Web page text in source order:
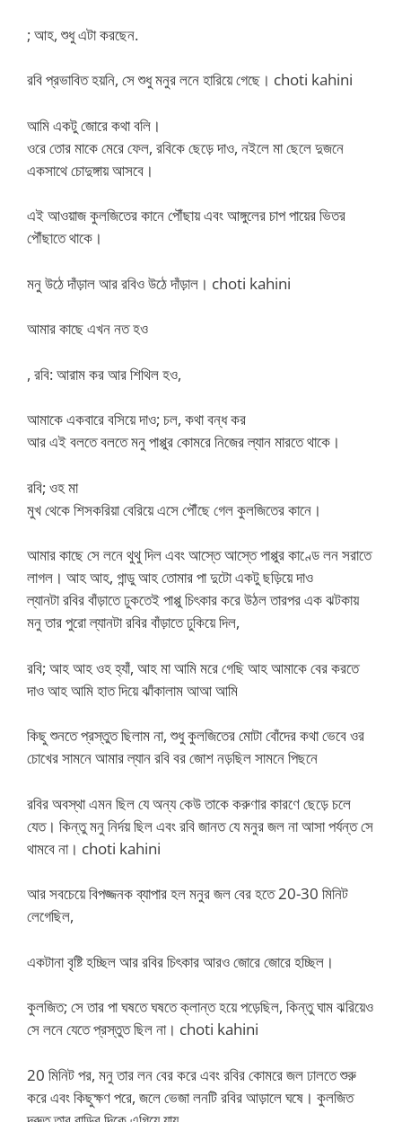
; আহ, শুধু এটা করছেন.
রবি প্রভাবিত হয়নি, সে শুধু মনুর লনে হারিয়ে গেছে। choti kahini
আমি একটু জোরে কথা বলি।
ওরে তোর মাকে মেরে ফেল, রবিকে ছেড়ে দাও, নইলে মা ছেলে দুজনে
একসাথে চোদুঙ্গায় আসবে।
এই আওয়াজ কুলজিতের কানে পৌঁছায় এবং আঙ্গুলের চাপ পায়ের ভিতর
পৌঁছাতে থাকে।
মনু উঠে দাঁড়াল আর রবিও উঠে দাঁড়াল। choti kahini
আমার কাছে এখন নত হও
, রবি: আরাম কর আর শিথিল হও,
আমাকে একবারে বসিয়ে দাও; চল, কথা বন্ধ কর
আর এই বলতে বলতে মনু পাপ্পুর কোমরে নিজের ল্যান মারতে থাকে।
রবি; ওহ মা
মুখ থেকে শিসকরিয়া বেরিয়ে এসে পৌঁছে গেল কুলজিতের কানে।
আমার কাছে সে লনে থুথু দিল এবং আস্তে আস্তে পাপ্পুর কাণ্ডে লন সরাতে
লাগল। আহ আহ, গান্ডু আহ তোমার পা দুটো একটু ছড়িয়ে দাও
ল্যানটা রবির বাঁড়াতে ঢুকতেই পাপ্পু চিৎকার করে উঠল তারপর এক ঝটকায়
মনু তার পুরো ল্যানটা রবির বাঁড়াতে ঢুকিয়ে দিল,
রবি; আহ আহ ওহ হ্যাঁ, আহ মা আমি মরে গেছি আহ আমাকে বের করতে
দাও আহ আমি হাত দিয়ে ঝাঁকালাম আআ আমি
কিছু শুনতে প্রস্তুত ছিলাম না, শুধু কুলজিতের মোটা বোঁদের কথা ভেবে ওর
চোখের সামনে আমার ল্যান রবি বর জোশ নড়ছিল সামনে পিছনে
রবির অবস্থা এমন ছিল যে অন্য কেউ তাকে করুণার কারণে ছেড়ে চলে
যেত। কিন্তু মনু নির্দয় ছিল এবং রবি জানত যে মনুর জল না আসা পর্যন্ত সে
থামবে না। choti kahini
আর সবচেয়ে বিপজ্জনক ব্যাপার হল মনুর জল বের হতে 20-30 মিনিট
লেগেছিল,
একটানা বৃষ্টি হচ্ছিল আর রবির চিৎকার আরও জোরে জোরে হচ্ছিল।
কুলজিত; সে তার পা ঘষতে ঘষতে ক্লান্ত হয়ে পড়েছিল, কিন্তু ঘাম ঝরিয়েও
সে লনে যেতে প্রস্তুত ছিল না। choti kahini
20 মিনিট পর, মনু তার লন বের করে এবং রবির কোমরে জল ঢালতে শুরু
করে এবং কিছুক্ষণ পরে, জলে ভেজা লনটি রবির আড়ালে ঘষে। কুলজিত